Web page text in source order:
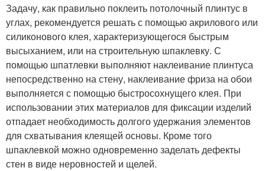
Задачу, как правильно поклеить потолочный плинтус в
углах, рекомендуется решать с помощью акрилового или
силиконового клея, характеризующегося быстрым
высыханием, или на строительную шпаклевку. С
помощью шпатлевки выполняют наклеивание плинтуса
непосредственно на стену, наклеивание фриза на обои
выполняется с помощью быстросохнущего клея. При
использовании этих материалов для фиксации изделий
отпадает необходимость долгого удержания элементов
для схватывания клеящей основы. Кроме того
шпаклевкой можно одновременно заделать дефекты
стен в виде неровностей и щелей.